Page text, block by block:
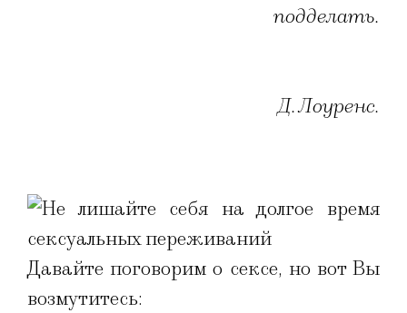
подделать.
Д. Лоуренс.
Давайте поговорим о сексе, но вот Вы
возмутитесь: